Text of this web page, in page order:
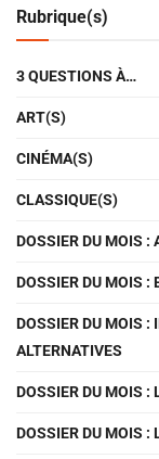
Rubrique(s)
3 QUESTIONS À…
ART(S)
CINÉMA(S)
CLASSIQUE(S)
DOSSIER DU MOIS :
DOSSIER DU MOIS :
DOSSIER DU MOIS :
ALTERNATIVES
DOSSIER DU MOIS :
DOSSIER DU MOIS :